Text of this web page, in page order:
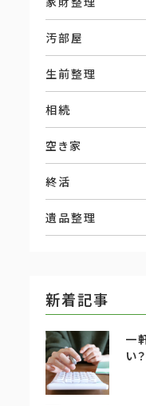
汚部屋
生前整理
相続
空き家
終活
遺品整理
新着記事
一
い